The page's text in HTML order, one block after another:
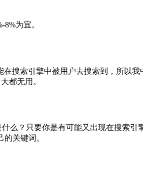
为宜。
搜索引擎中被用户去搜索到，所以
都无用。
么？只要你是有可能又出现在搜索
关键词。